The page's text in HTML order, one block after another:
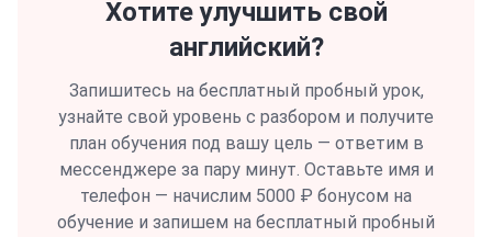
Хотите улучшить свой
английский?
Запишитесь на бесплатный пробный урок,
узнайте свой уровень с разбором и получите
план обучения под вашу цель — ответим в
мессенджере за пару минут. Оставьте имя и
телефон — начислим 5000 ₽ бонусом на
обучение и запишем на бесплатный пробный